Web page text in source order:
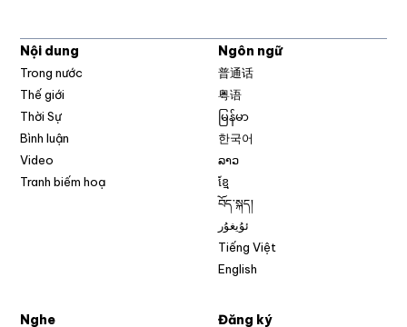
Nội dung
Trong nước
Thế giới
Thời Sự
Bình luận
Video
Tranh biếm hoạ
Ngôn ngữ
普通话
粤语
မြန်မာ
한국어
ລາວ
ខ្មែ
བོད་སྐད།
ئۇيغۇر
Tiếng Việt
English
Nghe Đăng ký